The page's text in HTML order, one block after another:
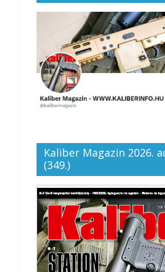
Kaliber Magazin 2026.
(349.)